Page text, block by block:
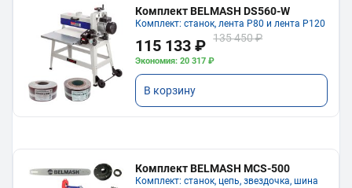
Комплект BELMASH DS560-W
Комплект: станок, лента P80 и лента P120
115 133 ₽ 135 450 ₽
Экономия: 20 317 ₽
В корзину
Комплект BELMASH MCS-500
Комплект: станок, цепь, звездочка, шина